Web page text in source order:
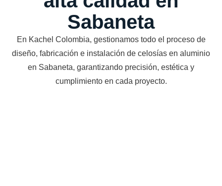
Sabaneta
En Kachel Colombia, gestionamos todo el proceso de
diseño, fabricación e instalación de celosías en aluminio
en Sabaneta, garantizando precisión, estética y
cumplimiento en cada proyecto.